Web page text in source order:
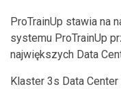
ProTrainUp stawia na
systemu ProTrainUp
największych Data
Klaster 3s Data